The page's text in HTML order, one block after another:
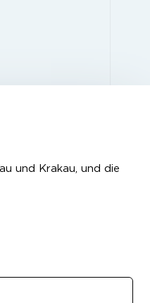
und Krakau, und die